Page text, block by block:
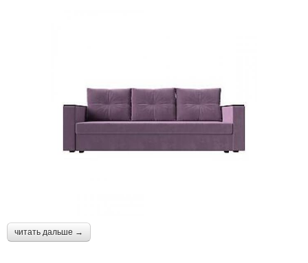
читать дальше →